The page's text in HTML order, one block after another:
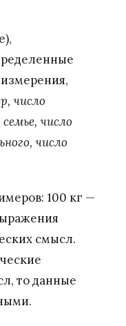
число
число
число
100 кг —
смысл.
то данные